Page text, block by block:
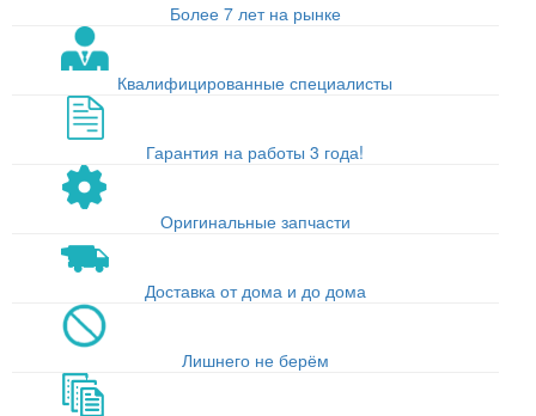
Более 7 лет на рынке
Квалифицированные специалисты
Гарантия на работы 3 года!
Оригинальные запчасти
Доставка от дома и до дома
Лишнего не берём